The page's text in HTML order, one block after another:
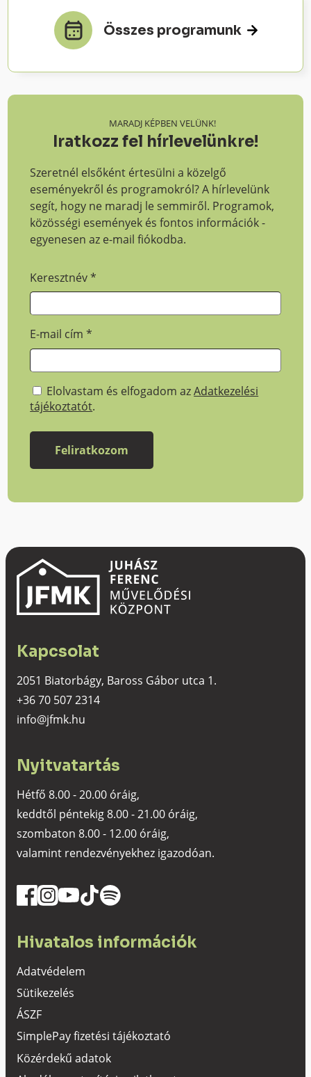
Összes programunk
MARADJ KÉPBEN VELÜNK!
Iratkozz fel hírlevelünkre!
Szeretnél elsőként értesülni a közelgő
eseményekről és programokról? A hírlevelünk
segít, hogy ne maradj le semmiről. Programok,
közösségi események és fontos információk -
egyenesen az e-mail fiókodba.
Keresztnév*
E-mail cím*
Elolvastam és elfogadom azAdatkezelési
tájékoztatót.
Kapcsolat
2051 Biatorbágy, Baross Gábor utca 1.
+36 70 507 2314
info@jfmk.hu
Nyitvatartás
Hétfő 8.00 - 20.00 óráig,
keddtől péntekig 8.00 - 21.00 óráig,
szombaton 8.00 - 12.00 óráig,
valamint rendezvényekhez igazodóan.
Hivatalos információk
Adatvédelem
Sütikezelés
ÁSZF
SimplePay fizetési tájékoztató
Közérdekű adatok